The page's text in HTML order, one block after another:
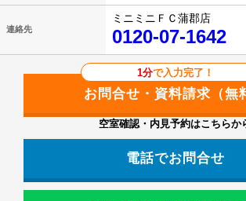
連絡先
ミニミニＦＣ蒲郡店
0120-07-1642
1分で入力完了！
空室確認・内見予約はこちらか
電話でお問合せ